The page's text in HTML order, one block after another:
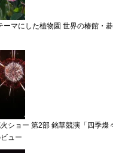
ーマにした植物園 世界の椿館・
ショー 第2部 銘華競演「四季燦
ュー